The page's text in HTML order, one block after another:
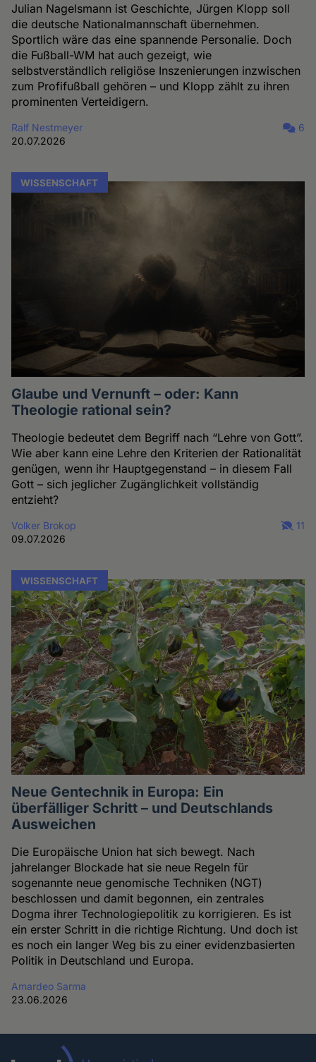
Julian Nagelsmann ist Geschichte, Jürgen Klopp soll
die deutsche Nationalmannschaft übernehmen.
Sportlich wäre das eine spannende Personalie. Doch
die Fußball-WM hat auch gezeigt, wie
selbstverständlich religiöse Inszenierungen inzwischen
zum Profifußball gehören – und Klopp zählt zu ihren
prominenten Verteidigern.
Ralf Nestmeyer
20.07.2026
6
WISSENSCHAFT
Glaube und Vernunft – oder: Kann
Theologie rational sein?
Theologie bedeutet dem Begriff nach “Lehre von Gott”.
Wie aber kann eine Lehre den Kriterien der Rationalität
genügen, wenn ihr Hauptgegenstand – in diesem Fall
Gott – sich jeglicher Zugänglichkeit vollständig
entzieht?
Volker Brokop
09.07.2026
11
WISSENSCHAFT
Neue Gentechnik in Europa: Ein
überfälliger Schritt – und Deutschlands
Ausweichen
Die Europäische Union hat sich bewegt. Nach
jahrelanger Blockade hat sie neue Regeln für
sogenannte neue genomische Techniken (NGT)
beschlossen und damit begonnen, ein zentrales
Dogma ihrer Technologiepolitik zu korrigieren. Es ist
ein erster Schritt in die richtige Richtung. Und doch ist
es noch ein langer Weg bis zu einer evidenzbasierten
Politik in Deutschland und Europa.
Amardeo Sarma
23.06.2026